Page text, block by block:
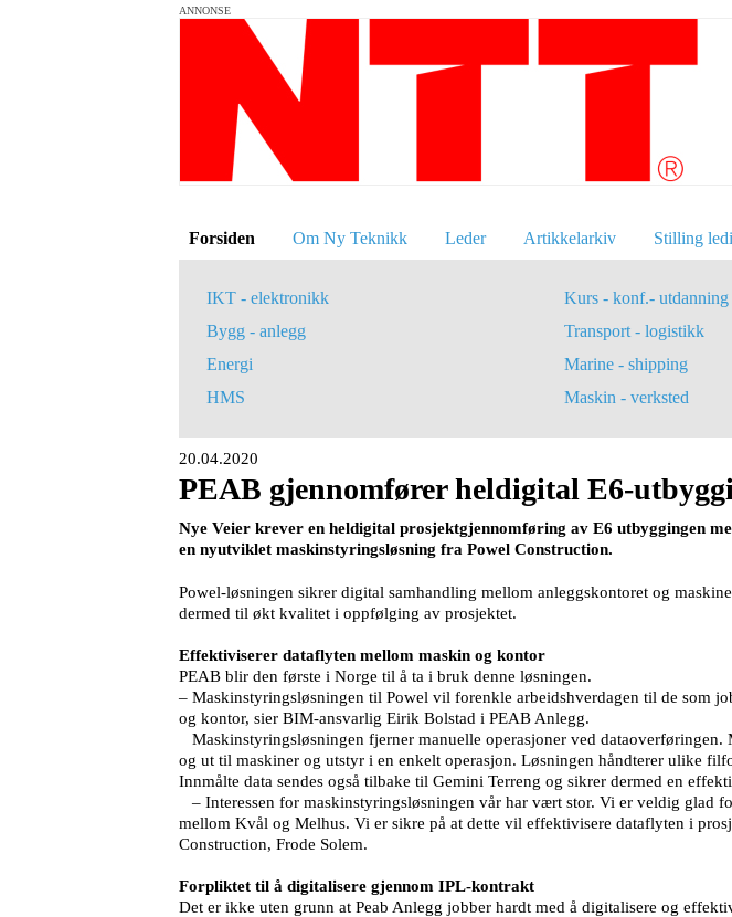
ANNONSE
Forsiden Om Ny Teknikk Leder Artikkelarkiv Stilling
IKT - elektronikk
Bygg - anlegg
Energi
HMS
Kurs - konf.- utdanning
Transport - logistikk
Marine - shipping
Maskin - verksted
20.04.2020
PEAB gjennomfører heldigital E6-
Nye Veier krever en heldigital prosjektgjennomføring av E6 utbyggingen
en nyutviklet maskinstyringsløsning fra Powel Construction.
Powel-løsningen sikrer digital samhandling mellom anleggskontoret og
dermed til økt kvalitet i oppfølging av prosjektet.
Effektiviserer dataflyten mellom maskin og kontor
PEAB blir den første i Norge til å ta i bruk denne løsningen.
– Maskinstyringsløsningen til Powel vil forenkle arbeidshverdagen til de som
og kontor, sier BIM-ansvarlig Eirik Bolstad i PEAB Anlegg.
Maskinstyringsløsningen fjerner manuelle operasjoner ved
og ut til maskiner og utstyr i en enkelt operasjon. Løsningen håndterer ulike
Innmålte data sendes også tilbake til Gemini Terreng og sikrer dermed en
– Interessen for maskinstyringsløsningen vår har vært stor. Vi er veldig glad
mellom Kvål og Melhus. Vi er sikre på at dette vil effektivisere dataflyten i
Construction, Frode Solem.
Forpliktet til å digitalisere gjennom IPL-kontrakt
Det er ikke uten grunn at Peab Anlegg jobber hardt med å digitalisere og